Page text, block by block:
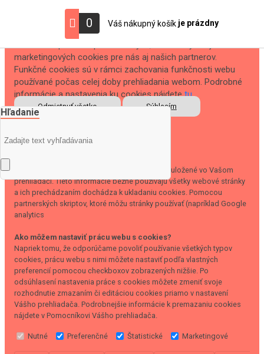
S cieľom uľahčiť používateľom používať naše webové
stránky využívame cookies. Kliknutím na tlačidlo "OK"
marketingových cookies pre nás aj našich partnerov.
Funkčné cookies sú v rámci zachovania funkčnosti webu
používané počas celej doby prehliadania webom. Podrobné
informácie a nastavenia ku cookies nájdetetu.
Odmietnuť všetko Súhlasím
Cookies sú krátke textové informácie, ktoré sú uložené vo Vašom
prehliadači. Tieto informácie bežne používajú všetky webové stránky
a ich prechádzaním dochádza k ukladaniu cookies. Pomocou
partnerských skriptov, ktoré môžu stránky používať (napríklad Google
analytics
Ako môžem nastaviť prácu webu s cookies?
Napriek tomu, že odporúčame povoliť používanie všetkých typov
cookies, prácu webu s nimi môžete nastaviť podľa vlastných
preferencií pomocou checkboxov zobrazených nižšie. Po
odsúhlasení nastavenia práce s cookies môžete zmeniť svoje
rozhodnutie zmazaním či editáciou cookies priamo v nastavení
Vášho prehliadača. Podrobnejšie informácie k premazaniu cookies
nájdete v Pomocníkovi Vášho prehliadača.
Nutné Preferenčné Štatistické Marketingové
Hľadanie
0 Váš nákupný košík je prázdny